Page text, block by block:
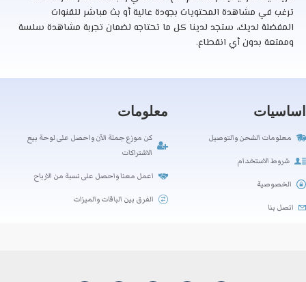
ترغب في مشاهدة المحتويات بجودة عالية أو بث مباشر للقنوات
المفضلة لديك، ستجد لدينا كل ما تحتاجه لضمان تجربة مشاهدة سلسة
وممتعة بدون أي انقطاع.
اساسيات
معلومات الشحن والتوصيل
شروط الاستخدام
الخصوصية
اتصل بنا
معلومات
كن موزع جملة الآن واحصل على لوحة بيع
الاشتراكات
اعمل معنا واحصل على نسبة من الارباح
الفرق بين الباقات والميزات